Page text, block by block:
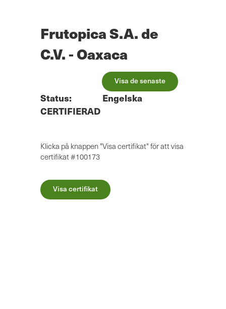
Frutopica S.A. de
C.V. - Oaxaca
Visa de senaste
Status:
CERTIFIERAD
Engelska
Klicka på knappen "Visa certifikat" för att visa
certifikat #100173
Visa certifikat